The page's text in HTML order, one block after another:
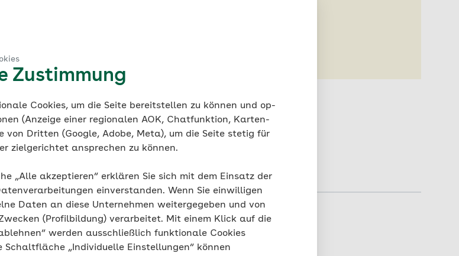
Zustimmung
Cookies, um die Seite bereitstellen zu können und op-
(Anzeige einer regionalen AOK, Chatfunktion, Karten-
von Dritten (Google, Adobe, Meta), um die Seite stetig für
zielgerichtet ansprechen zu können.
„Alle akzeptieren“ erklären Sie sich mit dem Einsatz der
einverstanden. Wenn Sie einwilligen
Daten an diese Unternehmen weitergegeben und von
(Profilbildung) verarbeitet. Mit einem Klick auf die
werden ausschließlich funktionale Cookies
„Individuelle Einstellungen“ können
Jobangebote informiert werden.
(m/w/d)
Möglichkeit